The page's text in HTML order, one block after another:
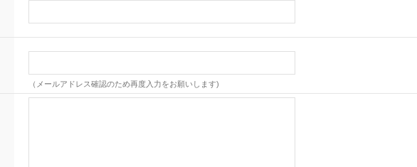
（メールアドレス確認のため再度入力をお願いします)